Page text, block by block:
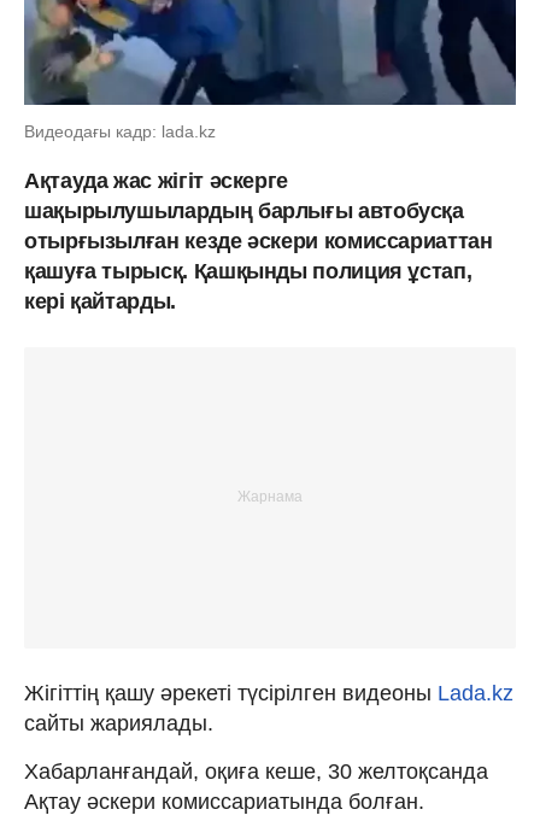
Видеодағы кадр: lada.kz
Ақтауда жас жігіт әскерге
шақырылушылардың барлығы автобусқа
отырғызылған кезде әскери комиссариаттан
қашуға тырысқ. Қашқынды полиция ұстап,
кері қайтарды.
Жігіттің қашу әрекеті түсірілген видеоны Lada.kz
сайты жариялады.
Хабарланғандай, оқиға кеше, 30 желтоқсанда
Ақтау әскери комиссариатында болған.